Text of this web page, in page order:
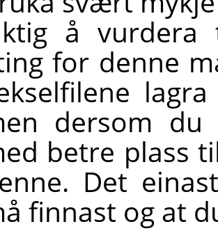
å vurdera
for denne
dersom
betre plass
Det
finnast og at